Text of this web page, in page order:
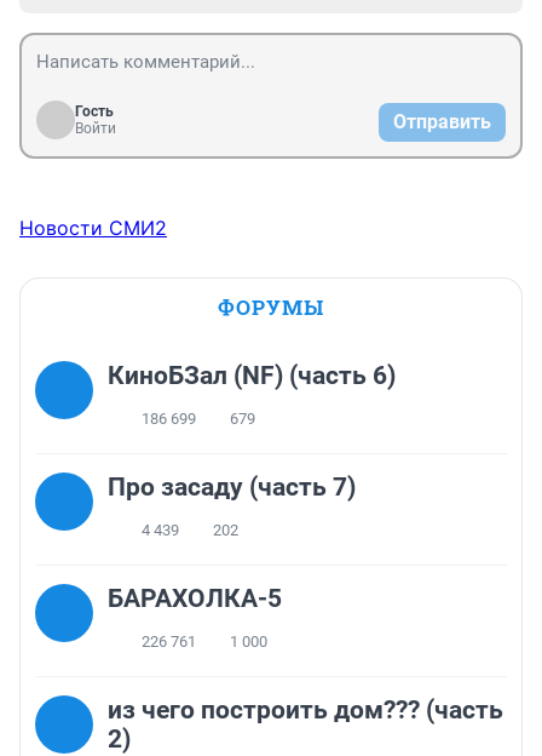
Гость
Войти
Отправить
Новости СМИ2
ФОРУМЫ
КиноБЗал (NF) (часть 6)
186 699 679
Про засаду (часть 7)
4 439 202
БАРАХОЛКА-5
226 761 1 000
из чего построить дом??? (часть
2)